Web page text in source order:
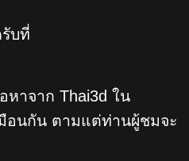
บที่
หาจาก Thai3d ใน
อนกัน ตามแต่ท่านผู้ชมจะ